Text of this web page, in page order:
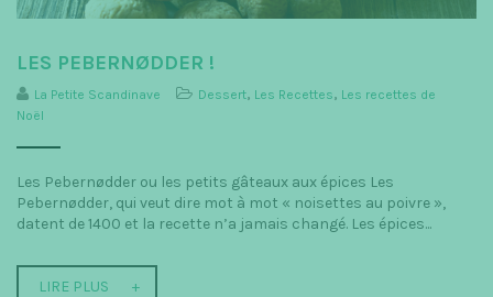
LES PEBERNØDDER !
La Petite Scandinave Dessert, Les Recettes, Les recettes de
Noël
Les Pebernødder ou les petits gâteaux aux épices Les
Pebernødder, qui veut dire mot à mot « noisettes au poivre »,
datent de 1400 et la recette n’a jamais changé. Les épices...
LIRE PLUS